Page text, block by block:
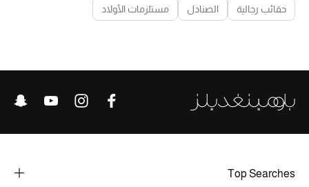
حقائب رجالية الصنادل مستلزمات الأولاد
Top Searches